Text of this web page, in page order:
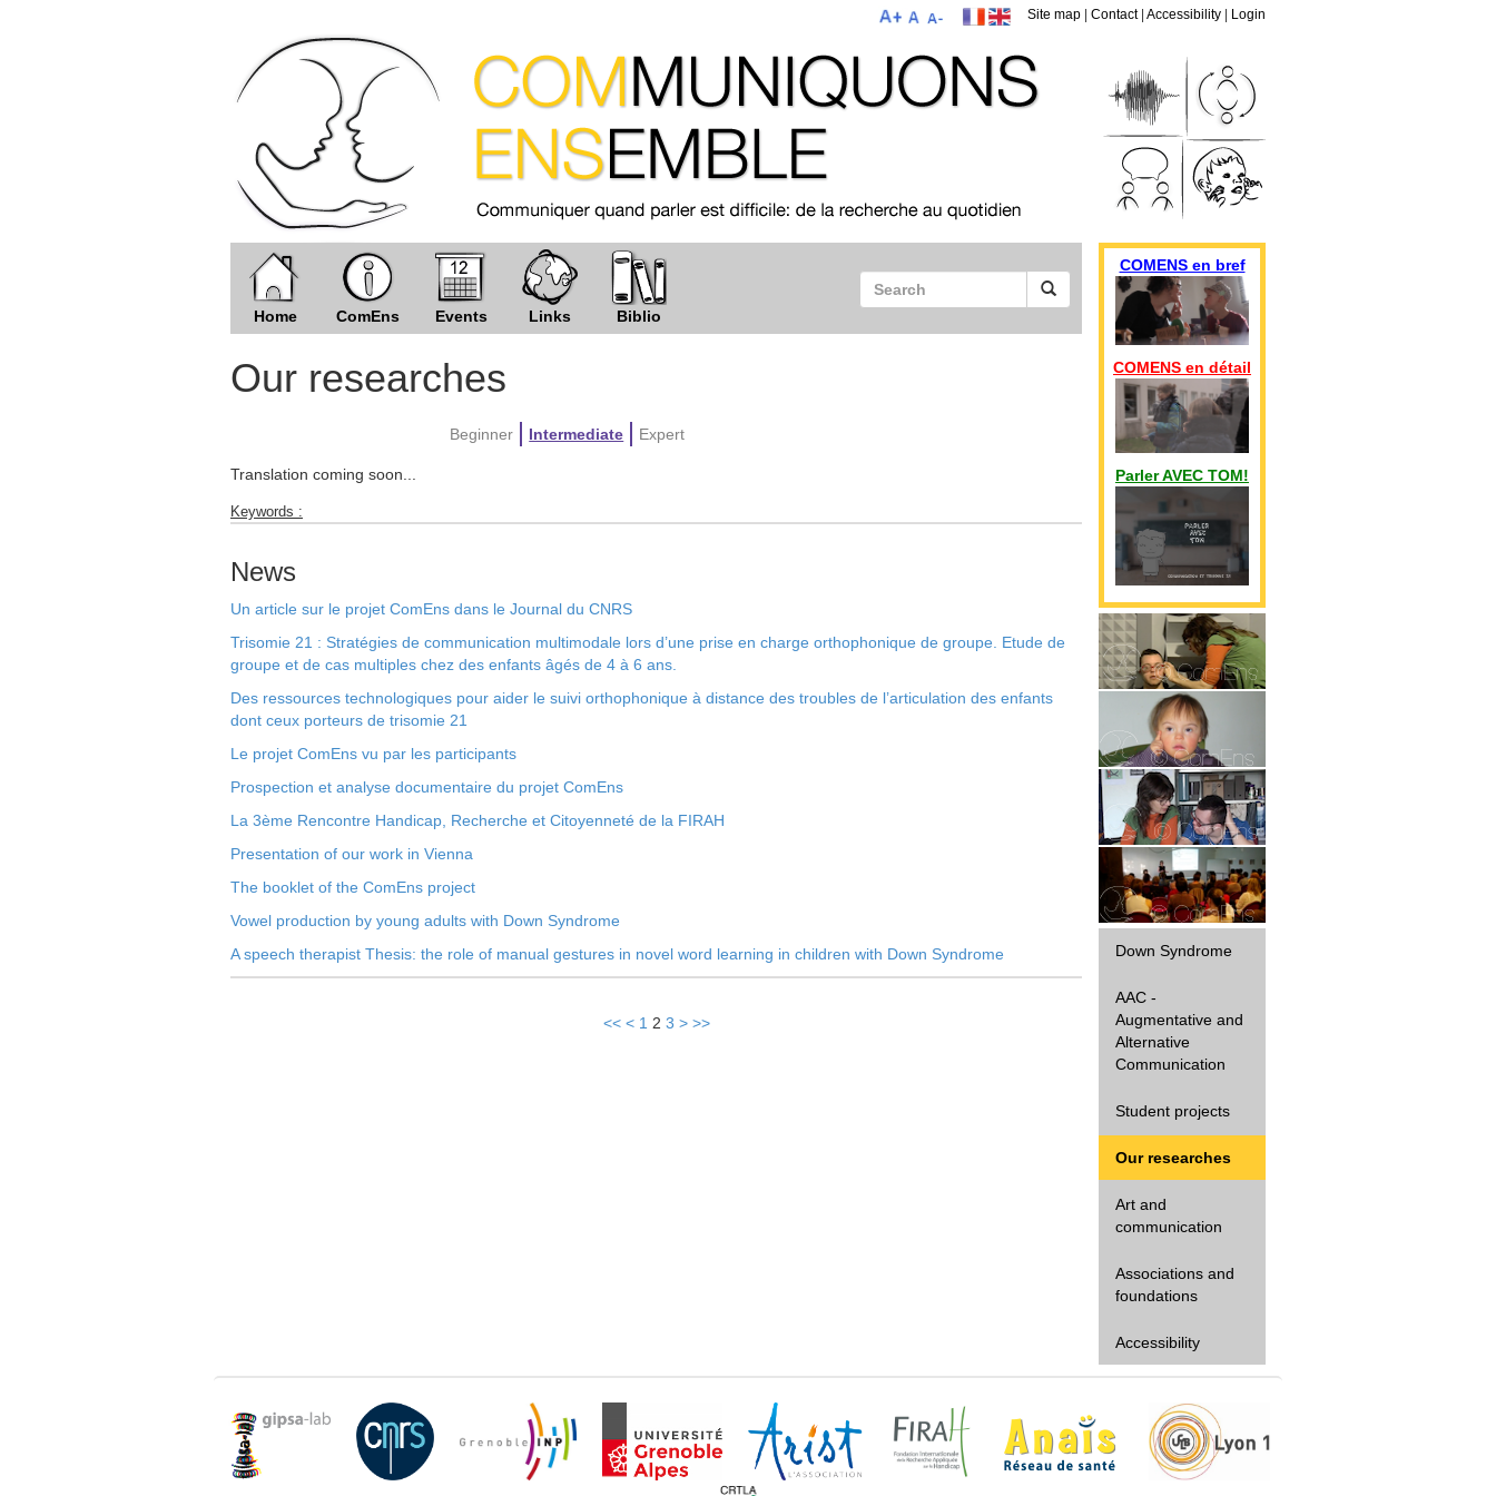
Site map Contact Accessibility Login
Home ComEns Events Links Biblio
Our researches
Beginner Intermediate Expert
Translation coming soon...
Keywords :
News
Un article sur le projet ComEns dans le Journal du CNRS
Trisomie 21 : Stratégies de communication multimodale lors d’une prise en charge orthophonique de groupe. Etude de
groupe et de cas multiples chez des enfants âgés de 4 à 6 ans.
Des ressources technologiques pour aider le suivi orthophonique à distance des troubles de l’articulation des enfants
dont ceux porteurs de trisomie 21
Le projet ComEns vu par les participants
Prospection et analyse documentaire du projet ComEns
La 3ème Rencontre Handicap, Recherche et Citoyenneté de la FIRAH
Presentation of our work in Vienna
The booklet of the ComEns project
Vowel production by young adults with Down Syndrome
A speech therapist Thesis: the role of manual gestures in novel word learning in children with Down Syndrome
<< < 1 2 3 > >>
COMENS en bref
COMENS en détail
Parler AVEC TOM!
Parole
Gestualité
Interaction
Diffusion
Down Syndrome
AAC -
Augmentative and
Alternative
Communication
Student projects
Our researches
Art and
communication
Associations and
foundations
Accessibility